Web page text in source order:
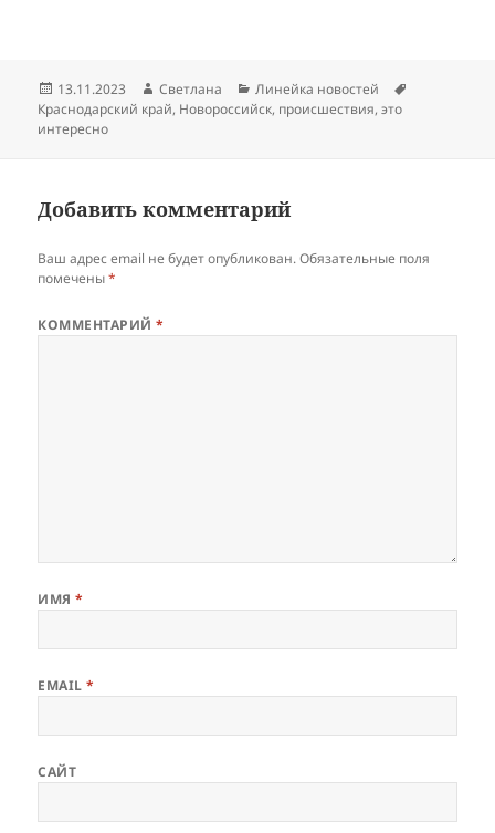
Опубликовано
13.11.2023 Автор
Светлана Рубрики
Линейка новостей
Краснодарский край, Новороссийск, происшествия,это
интересно
Добавить комментарий
Ваш адрес email не будет опубликован. Обязательные поля
помечены*
КОММЕНТАРИЙ*
ИМЯ*
EMAIL*
САЙТ